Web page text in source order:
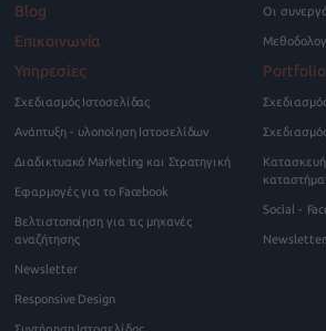
Blog
Επικοινωνία
Οι
Υπηρεσίες
Σχεδιασμός Ιστοσελίδας
Ανάπτυξη - υλοποίηση Ιστοσελίδων
Διαδικτυακό Marketing και Στρατηγική
Εφαρμογές για το Facebook
Βελτιστοποίηση για τις μηχανές
αναζήτησης
Newsletter
Responsive Design
Portfolio
Social -